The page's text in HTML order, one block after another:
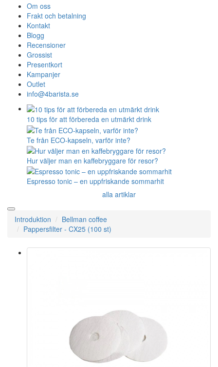
Om oss
Frakt och betalning
Kontakt
Blogg
Recensioner
Grossist
Presentkort
Kampanjer
Outlet
info@4barista.se
10 tips för att förbereda en utmärkt drink
Te från ECO-kapseln, varför inte?
Hur väljer man en kaffebryggare för resor?
Espresso tonic – en uppfriskande sommarhit
alla artiklar
Introduktion
Bellman coffee
Pappersfilter - CX25 (100 st)